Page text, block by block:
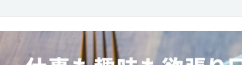
content
40代女性の仕事も趣味